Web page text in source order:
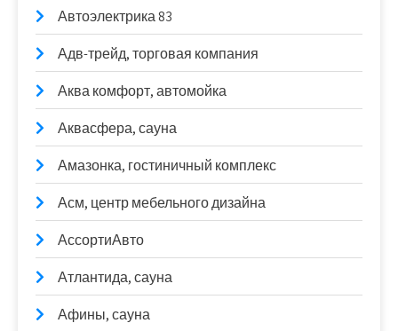
Автоэлектрика 83
Адв-трейд, торговая компания
Аква комфорт, автомойка
Аквасфера, сауна
Амазонка, гостиничный комплекс
Асм, центр мебельного дизайна
АссортиАвто
Атлантида, сауна
Афины, сауна